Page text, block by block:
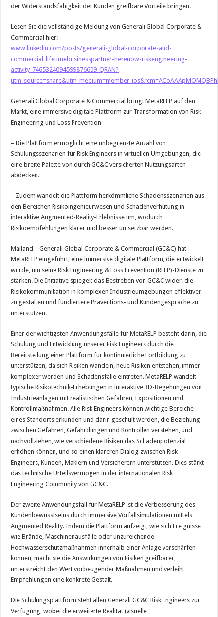
der Widerstandsfähigkeit der Kunden greifbare Vorteile bringen.
Lesen Sie die vollständige Meldung von Generali Global Corporate &
Commercial hier:
www.linkedin.com/posts/generali-global-corporate-and-
commercial_lifetimebusinesspartner-herenow-riskengineering-
activity-7465324094599876609-QRAN?
Generali Global Corporate & Commercial bringt MetaRELP auf den
Markt, eine immersive digitale Plattform zur Transformation von Risk
Engineering und Loss Prevention
– Die Plattform ermöglicht eine unbegrenzte Anzahl von
Schulungsszenarien für Risk Engineers in virtuellen Umgebungen, die
eine breite Palette von durch GC&C versicherten Nutzungsarten
abdecken.
– Zudem wandelt die Plattform herkömmliche Schadensszenarien aus
den Bereichen Risikoingenieurwesen und Schadenverhütung in
interaktive Augmented-Reality-Erlebnisse um, wodurch
Risikoempfehlungen klarer und besser umsetzbar werden.
Mailand – Generali Global Corporate & Commercial (GC&C) hat
MetaRELP eingeführt, eine immersive digitale Plattform, die entwickelt
wurde, um seine Risk Engineering & Loss Prevention (RELP)-Dienste zu
stärken. Die Initiative spiegelt das Bestreben von GC&C wider, die
Risikokommunikation in komplexen Industrieumgebungen effektiver
zu gestalten und fundiertere Präventions- und Kundengespräche zu
unterstützen.
Einer der wichtigsten Anwendungsfälle für MetaRELP besteht darin, die
Schulung und Entwicklung unserer Risk Engineers durch die
Bereitstellung einer Plattform für kontinuierliche Fortbildung zu
unterstützen, da sich Risiken wandeln, neue Risiken entstehen, immer
komplexer werden und Schadensfälle eintreten. MetaRELP wandelt
typische Risikotechnik-Erhebungen in interaktive 3D-Begehungen von
Industrieanlagen mit realistischen Gefahren, Expositionen und
Kontrollmaßnahmen. Alle Risk Engineers können wichtige Bereiche
eines Standorts erkunden und darin geschult werden, die Beziehung
zwischen Gefahren, Gefährdungen und Kontrollen verstehen, und
nachvollziehen, wie verschiedene Risiken das Schadenpotenzial
erhöhen können, und so einen klareren Dialog zwischen Risk
Engineers, Kunden, Maklern und Versicherern unterstützen. Dies stärkt
das technische Urteilsvermögen in der internationalen Risk
Engineering Community von GC&C.
Der zweite Anwendungsfall für MetaRELP ist die Verbesserung des
Kundenbewusstseins durch immersive Vorfallsimulationen mittels
Augmented Reality. Indem die Plattform aufzeigt, wie sich Ereignisse
wie Brände, Maschinenausfälle oder unzureichende
Hochwasserschutzmaßnahmen innerhalb einer Anlage verschärfen
können, macht sie die Auswirkungen von Risiken greifbarer,
unterstreicht den Wert vorbeugender Maßnahmen und verleiht
Empfehlungen eine konkrete Gestalt.
Die Schulungsplattform steht allen Generali GC&C Risk Engineers zur
Verfügung, wobei die erweiterte Realität (visuelle